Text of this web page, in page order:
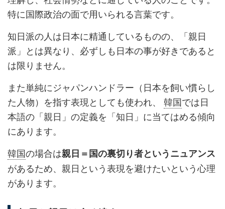
特に国際政治の面で用いられる言葉です。
知日派の人は日本に精通しているものの、「親日
派」とは異なり、必ずしも日本の事が好きであると
は限りません。
また単純にジャパンハンドラー（日本を飼い慣らし
た人物）を指す表現としても使われ、 韓国では日
本語の「親日」の定義を「知日」に当てはめる傾向
にあります。
韓国の場合は親日＝国の裏切り者というニュアンス
があるため、親日という表現を避けたいという心理
があります。